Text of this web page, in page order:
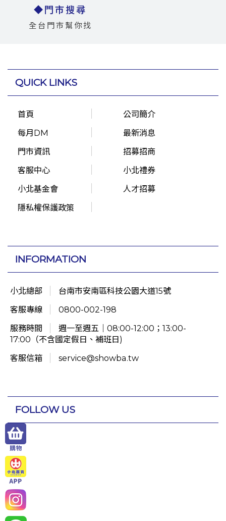
◆門市搜尋
全台門市幫你找
QUICK LINKS
首頁
公司簡介
每月DM
最新消息
門市資訊
招募招商
客服中心
小北禮券
小北基金會
人才招募
隱私權保護政策
INFORMATION
小北總部
台南市安南區科技公園大道15號
客服專線
0800-002-198
服務時間
週一至週五｜08:00-12:00；13:00-
17:00（不含國定假日、補班日)
客服信箱
service@showba.tw
FOLLOW US